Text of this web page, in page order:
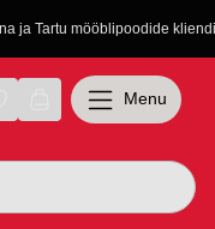
ja Tartu mööblipoodide
Menu